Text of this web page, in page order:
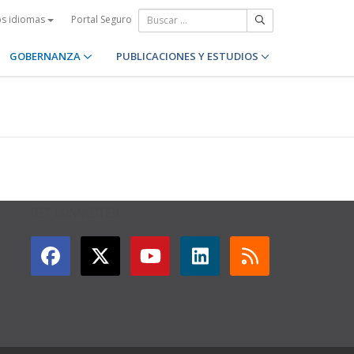
idiomas Portal Seguro
GOBERNANZA PUBLICACIONES Y ESTUDIOS